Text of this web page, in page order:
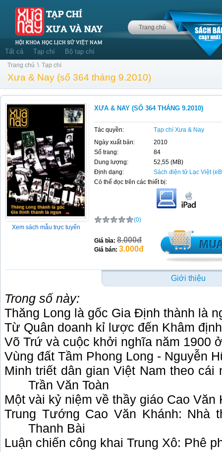
Trang chủ
Tất cả Tạp chí Bộ tạp chí
Trang chủ \ Tạp chí
Xưa & Nay (số 364 tháng 9.2010)
Xem sách mẫu trực tuyến
XƯA & NAY (SỐ 364 THÁNG 9.2010)
Tác quyền:
Tạp chí Xưa & Nay
Ngày xuất bản:
2010
Số trang:
84
Dung lượng:
52,55 (MB)
Định dạng:
Sách điện tử Lạc Việt
Có thể đọc trên các thiết bị:
(0)
Giá bìa: 8.000đ
Giá bán: 3.000đ
Giới thiệu
Trong số này:
Thăng Long là gốc Gia Định thành là
Từ Quân doanh kỉ lược đến Khâm
Võ Trứ và cuộc khởi nghĩa năm 1900
Vùng đất Tầm Phong Long - Nguyễn
Minh triết dân gian Việt Nam theo cái
Trần Văn Toàn
Một vài kỷ niệm về thầy giáo Cao
Trung Tướng Cao Văn Khánh: Nhà
Thanh Bài
Luận chiến công khai Trung Xô: Phê